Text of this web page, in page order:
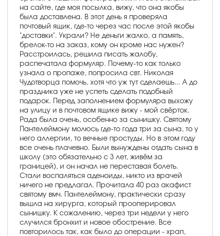
на сайте, где моя посылка, вижу, что она якобы
была доставлена. В этот день я проверяла
почтовый ящик, где-то через час после этой якобы
"доставки". Украли? Не деньги жалко, а память,
брелок-то на заказ, кому он кроме нас нужен?
Расстроилась, решила писать жалобу,
распечатала формуляр. Почему-то как только
узнала о пропаже, попросила свт. Николая
Чудотворца помочь, хотя что уж тут сделаешь... А до
праздника уже не успеть сделать подобный
подарок. Перед заполнением формуляра выхожу
на улицу и в почтовом ящике вижу - мой свёрток.
Рада была очень, особенно за сынишку. Святому
Пантелеймону молюсь где-то года три за сына, то у
него аллергии, то вечные простуды. Но в этом году
все очень плачевно. Были вынуждены отдать сына в
школу (это обязательно с 3 лет, живём за
границей), и он начал не переставая болеть.
Стали воспаляться аденоиды, никто из врачей
ничего не предлагал. Прочитала 40 раз акафист
святому вмч. Пантелеймону, практически сразу
вышла на хирурга, который прооперировал
сынишку. К сожалению, через три недели у него
случился бронхит и новое обострение. Все
повторилось так, как было до операции - храп,